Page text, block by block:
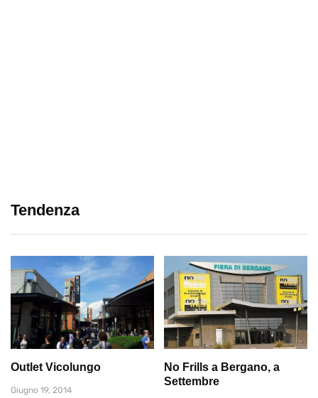
Tendenza
Outlet Vicolungo
Giugno 19, 2014
No Frills a Bergano, a
Settembre